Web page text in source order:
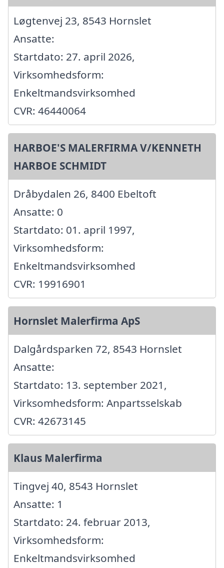
Løgtenvej 23, 8543 Hornslet
Ansatte:
Startdato: 27. april 2026,
Virksomhedsform:
Enkeltmandsvirksomhed
CVR: 46440064
HARBOE'S MALERFIRMA V/KENNETH
HARBOE SCHMIDT
Dråbydalen 26, 8400 Ebeltoft
Ansatte: 0
Startdato: 01. april 1997,
Virksomhedsform:
Enkeltmandsvirksomhed
CVR: 19916901
Hornslet Malerfirma ApS
Dalgårdsparken 72, 8543 Hornslet
Ansatte:
Startdato: 13. september 2021,
Virksomhedsform: Anpartsselskab
CVR: 42673145
Klaus Malerfirma
Tingvej 40, 8543 Hornslet
Ansatte: 1
Startdato: 24. februar 2013,
Virksomhedsform:
Enkeltmandsvirksomhed